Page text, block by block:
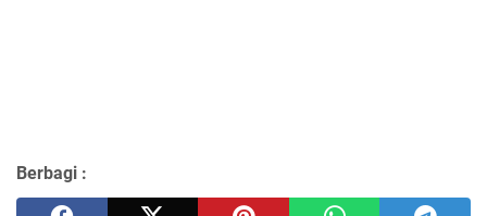
Berbagi :